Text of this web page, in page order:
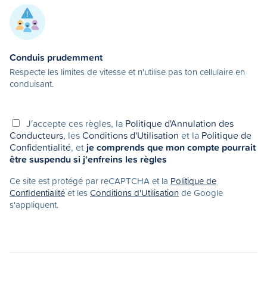
Conduis prudemment
Respecte les limites de vitesse et n'utilise pas ton cellulaire en
conduisant.
J'accepte ces règles, la Politique d'Annulation des
Conducteurs, lesConditions d'Utilisation et la Politique de
Confidentialité, etje comprends que mon compte pourrait
être suspendu si j'enfreins les règles
Ce site est protégé par reCAPTCHA et la Politique de
Confidentialitéet lesConditions d'Utilisationde Google
s'appliquent.